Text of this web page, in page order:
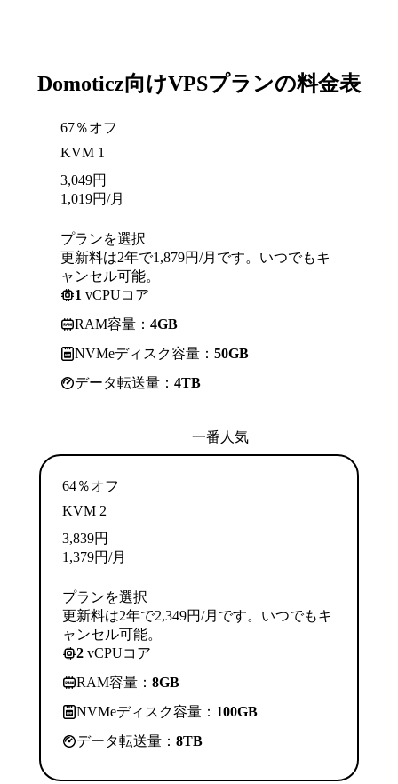
Domoticz向けVPSプランの料金表
67％オフ
KVM 1
3,049円
1,019円/月
プランを選択
更新料は2年で1,879円/月です。いつでもキ
ャンセル可能。
1 vCPUコア
RAM容量： 4GB
NVMeディスク容量： 50GB
データ転送量： 4TB
一番人気
64％オフ
KVM 2
3,839円
1,379円/月
プランを選択
更新料は2年で2,349円/月です。いつでもキ
ャンセル可能。
2 vCPUコア
RAM容量： 8GB
NVMeディスク容量： 100GB
データ転送量： 8TB